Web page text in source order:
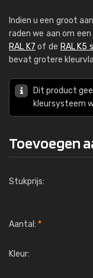
Indien u een groot
raden we aan om
RAL K7 of de RAL K5
bevat grotere
Dit product
kleursysteem
Toevoegen
Stukprijs:
Aantal: *
Kleur: